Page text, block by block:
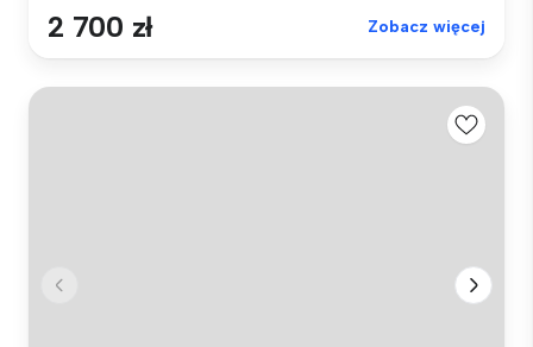
2 700 zł Zobacz więcej